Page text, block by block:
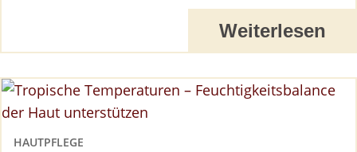
Weiterlesen
HAUTPFLEGE